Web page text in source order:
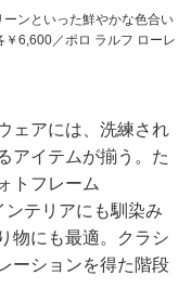
ンといった鮮やかな色合い
6,600／ポロ ラルフ ローレ
ェアには、洗練され
アイテムが揃う。た
トフレーム
ンテリアにも馴染み
物にも最適。クラシ
ーションを得た階段